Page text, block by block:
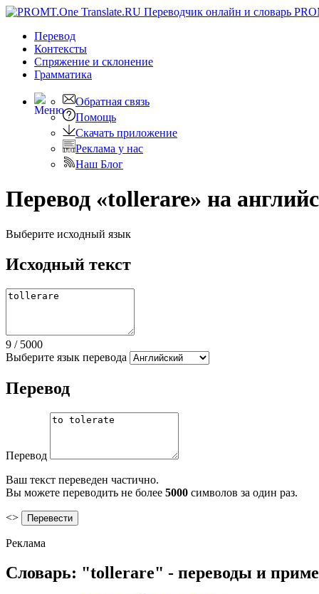
Перевод
Контексты
Спряжение и склонение
Грамматика
Обратная связь
Помощь
Скачать приложение
Реклама у нас
Наш Блог
Перевод «tollerare» на
Выберите исходный язык
Исходный текст
9 / 5000
Выберите язык перевода
Перевод
Перевод
Ваш текст переведен частично.
Вы можете переводить не более 5000 символов за один раз.
<>
Реклама
Словарь: "tollerare" - переводы и